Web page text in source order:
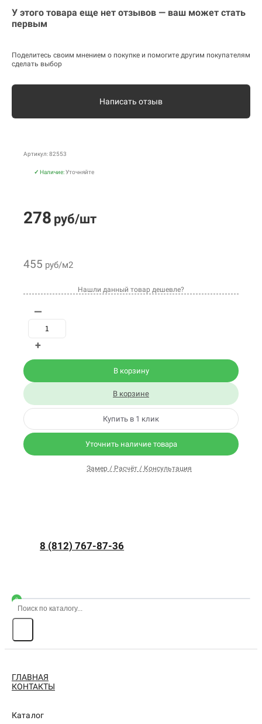
У этого товара еще нет отзывов — ваш может стать
первым
Поделитесь своим мнением о покупке и помогите другим покупателям
сделать выбор
Написать отзыв
Артикул: 82553
✓ Наличие:Уточняйте
278 руб/шт
455 руб/м2
Нашли данный товар дешевле?
—
+
В корзину
В корзине
Купить в 1 клик
Уточнить наличие товара
Замер / Расчёт / Консультация
8 (812) 767-87-36
0
ГЛАВНАЯ
КОНТАКТЫ
Каталог